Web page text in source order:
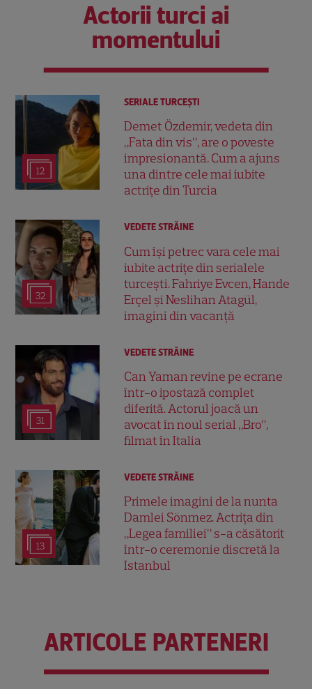
Actorii turci ai
momentului
12
SERIALE TURCEŞTI
Demet Özdemir, vedeta din
„Fata din vis”, are o poveste
impresionantă. Cum a ajuns
una dintre cele mai iubite
actrițe din Turcia
32
VEDETE STRĂINE
Cum își petrec vara cele mai
iubite actrițe din serialele
turcești. Fahriye Evcen, Hande
Erçel și Neslihan Atagül,
imagini din vacanță
31
VEDETE STRĂINE
Can Yaman revine pe ecrane
într-o ipostază complet
diferită. Actorul joacă un
avocat în noul serial „Bro”,
filmat în Italia
13
VEDETE STRĂINE
Primele imagini de la nunta
Damlei Sönmez. Actrița din
„Legea familiei” s-a căsătorit
într-o ceremonie discretă la
Istanbul
ARTICOLE PARTENERI